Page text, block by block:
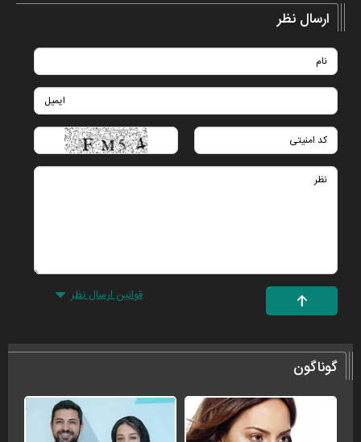
ارسال نظر
قوانین ارسال نظر
گوناگون